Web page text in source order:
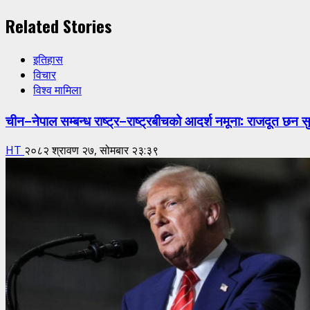
Related Stories
इतिहास
विचार
विश्व मामिला
चीन–नेपाल सम्बन्ध राष्ट्र–राष्ट्रबीचको आदर्श नमूना: राजदूत छन
HT २०८२ श्रावण २७, सोमबार २३:३९